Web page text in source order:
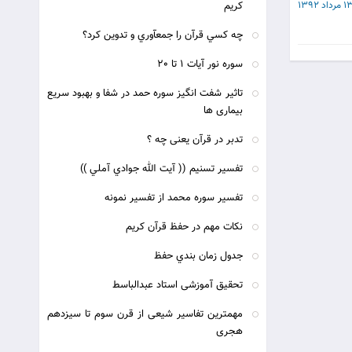
1392
کریم
چه كسي قرآن را جمع‏آوري و تدوين كرد؟
سوره نور آیات 1 تا 20
تاثیر شفت انگیز سوره حمد در شفا و بهبود سریع
بیماری ها
تدبر در قرآن یعنی چه ؟
تفسير تسنيم (( آيت الله جوادي آملي ))
تفسیر سوره محمد از تفسیر نمونه
نکات مهم در حفظ قرآن کریم
جدول زمان بندي حفظ
تحقیق آموزشی استاد عبدالباسط
مهمترین تفاسیر شیعی از قرن سوم تا سیزدهم
هجری